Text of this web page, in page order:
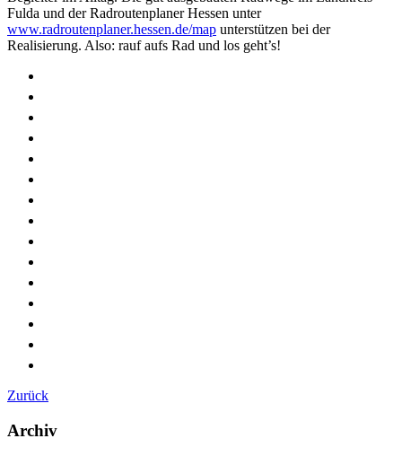
Fulda und der Radroutenplaner Hessen unter
www.radroutenplaner.hessen.de/map unterstützen bei der
Realisierung. Also: rauf aufs Rad und los geht’s!
Zurück
Archiv